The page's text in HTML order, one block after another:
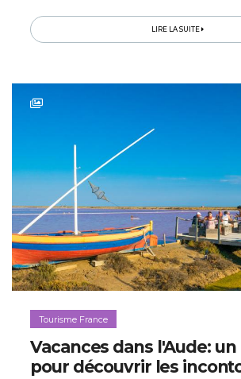
LIRE LA SUITE
Tourisme France
Vacances dans l'Aude:
pour découvrir les